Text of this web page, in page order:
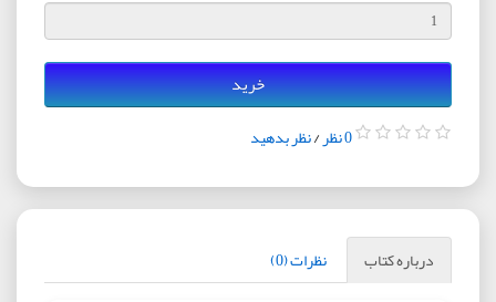
خرید
0 نظر /نظر بدهید
درباره کتاب نظرات (0)